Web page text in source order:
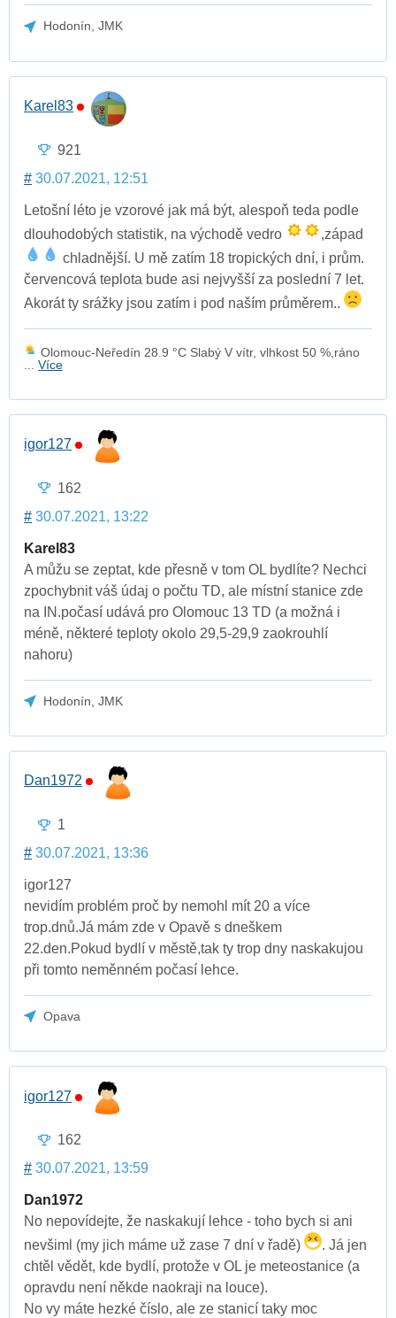
Hodonín, JMK
Karel83
921
# 30.07.2021, 12:51
Letošní léto je vzorové jak má být, alespoň teda podle
dlouhodobých statistik, na východě vedro
,západ
chladnější. U mě zatím 18 tropických dní, i prům.
červencová teplota bude asi nejvyšší za poslední 7 let.
Akorát ty srážky jsou zatím i pod naším průměrem..
Olomouc-Neředín 28.9 °C Slabý V vítr, vlhkost 50 %,ráno
Více
igor127
162
# 30.07.2021, 13:22
Karel83
A můžu se zeptat, kde přesně v tom OL bydlíte? Nechci
zpochybnit váš údaj o počtu TD, ale místní stanice zde
na IN.počasí udává pro Olomouc 13 TD (a možná i
méně, některé teploty okolo 29,5-29,9 zaokrouhlí
nahoru)
Hodonín, JMK
Dan1972
1
# 30.07.2021, 13:36
igor127
nevidím problém proč by nemohl mít 20 a více
trop.dnů.Já mám zde v Opavě s dneškem
22.den.Pokud bydlí v městě,tak ty trop dny naskakujou
při tomto neměnném počasí lehce.
Opava
igor127
162
# 30.07.2021, 13:59
Dan1972
No nepovídejte, že naskakují lehce - toho bych si ani
nevšiml (my jich máme už zase 7 dní v řadě)
. Já jen
chtěl vědět, kde bydlí, protože v OL je meteostanice (a
opravdu není někde naokraji na louce).
No vy máte hezké číslo, ale ze stanicí taky moc